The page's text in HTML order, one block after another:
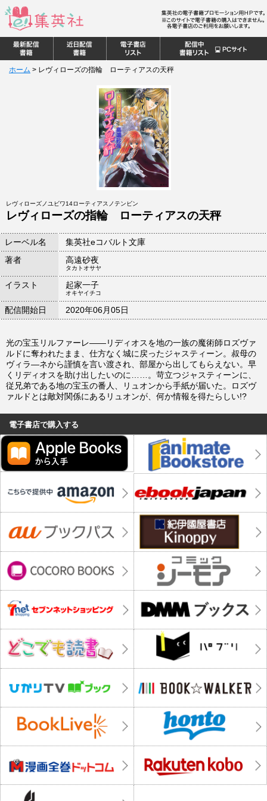
ホーム > レヴィローズの指輪 ローティアスの天秤
レヴィローズノユビワ14ローティアスノテンビン
レヴィローズの指輪 ローティアスの天秤
レーベル名
集英社eコバルト文庫
著者
高遠砂夜
タカトオサヤ
イラスト 起家一子
オキヤイチコ
配信開始日 2020年06月05日
光の宝玉リルファーレ――リディオスを地の一族の魔術師ロズヴァ
ルドに奪われたまま、仕方なく城に戻ったジャスティーン。叔母の
ヴィラ―ネから謹慎を言い渡され、部屋から出してもらえない。早
くリディオスを助け出したいのに……。苛立つジャスティーンに、
従兄弟である地の宝玉の番人、リュオンから手紙が届いた。ロズヴ
ァルドとは敵対関係にあるリュオンが、何か情報を得たらしい!?
電子書店で購入する